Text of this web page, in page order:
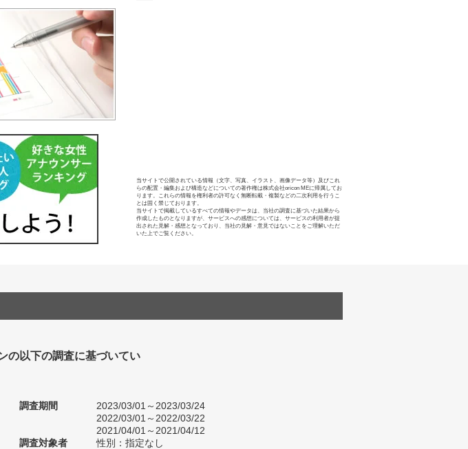
当サイトで公開されている情報（文字、写真、イラスト、画像データ等）及びこれ
らの配置・編集および構造などについての著作権は株式会社oricon MEに帰属してお
ります。これらの情報を権利者の許可なく無断転載・複製などの二次利用を行うこ
とは固く禁じております。
当サイトで掲載しているすべての情報やデータは、当社の調査に基づいた結果から
作成したものとなりますが、サービスへの感想については、サービスの利用者が提
出された見解・感想となっており、当社の見解・意見ではないことをご理解いただ
いた上でご覧ください。
の以下の調査に基づいてい
調査期間
2023/03/01～2023/03/24
2022/03/01～2022/03/22
2021/04/01～2021/04/12
調査対象者
性別：指定なし